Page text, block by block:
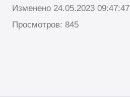
Изменено 24.05.2023 09:47:47
Просмотров: 845